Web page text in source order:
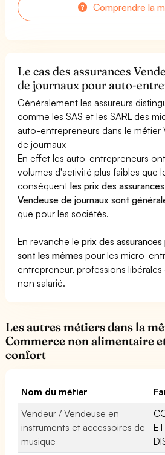
Comprendre la
Le cas des assurances
de journaux pour auto-
Généralement les assureurs
comme les SAS et les SARL des
auto-entrepreneurs dans le métier
de journaux
En effet les auto-entrepreneurs
volumes d'activité plus faibles que
conséquentles prix des
Vendeuse de journaux sont
que pour les sociétés.
En revanche leprix des
sont les mêmes pour les micro-
entrepreneur, professions
non salarié.
Les autres métiers dans la
Commerce non alimentaire
confort
Nom du métier
Vendeur / Vendeuse en
instruments et accessoires de
musique